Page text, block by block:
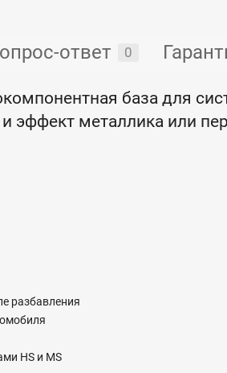
ответ 0
база для
эффект металлика или
разбавления
HS и MS